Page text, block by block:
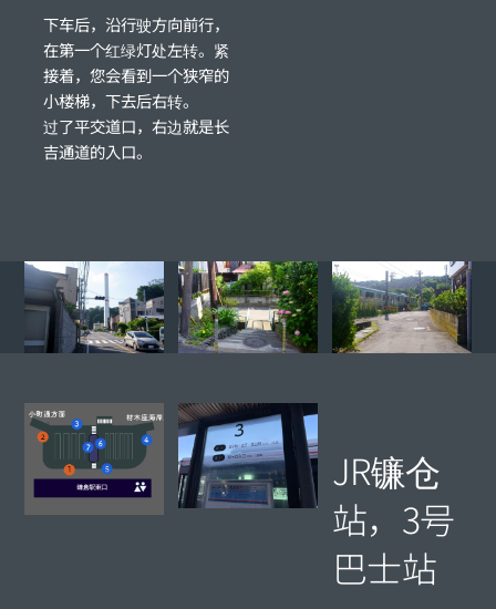
下车后，沿行驶方向前行，
在第一个红绿灯处左转。紧
接着，您会看到一个狭窄的
小楼梯，下去后右转。
过了平交道口，右边就是长
吉通道的入口。
JR镰仓
站，3号
巴士站